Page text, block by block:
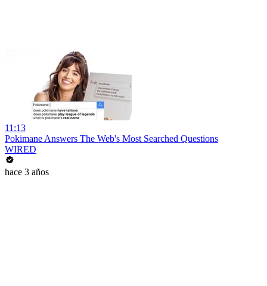
11:13
Pokimane Answers The Web's Most Searched Questions
WIRED
hace 3 años